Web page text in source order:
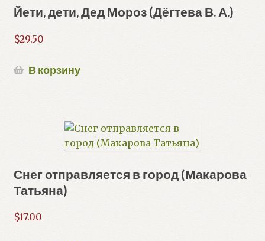
Йети, дети, Дед Мороз (Дёгтева В. А.)
$29.50
В корзину
Снег отправляется в город (Макарова
Татьяна)
$17.00